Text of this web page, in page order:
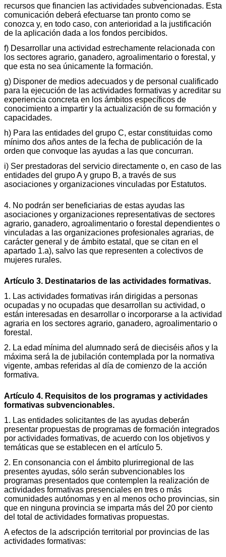
recursos que financien las actividades subvencionadas. Esta
comunicación deberá efectuarse tan pronto como se
conozca y, en todo caso, con anterioridad a la justificación
de la aplicación dada a los fondos percibidos.
f) Desarrollar una actividad estrechamente relacionada con
los sectores agrario, ganadero, agroalimentario o forestal, y
que esta no sea únicamente la formación.
g) Disponer de medios adecuados y de personal cualificado
para la ejecución de las actividades formativas y acreditar su
experiencia concreta en los ámbitos específicos de
conocimiento a impartir y la actualización de su formación y
capacidades.
h) Para las entidades del grupo C, estar constituidas como
mínimo dos años antes de la fecha de publicación de la
orden que convoque las ayudas a las que concurran.
i) Ser prestadoras del servicio directamente o, en caso de las
entidades del grupo A y grupo B, a través de sus
asociaciones y organizaciones vinculadas por Estatutos.
4. No podrán ser beneficiarias de estas ayudas las
asociaciones y organizaciones representativas de sectores
agrario, ganadero, agroalimentario o forestal dependientes o
vinculadas a las organizaciones profesionales agrarias, de
carácter general y de ámbito estatal, que se citan en el
apartado 1.a), salvo las que representen a colectivos de
mujeres rurales.
Artículo 3. Destinatarios de las actividades formativas.
1. Las actividades formativas irán dirigidas a personas
ocupadas y no ocupadas que desarrollan su actividad, o
están interesadas en desarrollar o incorporarse a la actividad
agraria en los sectores agrario, ganadero, agroalimentario o
forestal.
2. La edad mínima del alumnado será de dieciséis años y la
máxima será la de jubilación contemplada por la normativa
vigente, ambas referidas al día de comienzo de la acción
formativa.
Artículo 4. Requisitos de los programas y actividades
formativas subvencionables.
1. Las entidades solicitantes de las ayudas deberán
presentar propuestas de programas de formación integrados
por actividades formativas, de acuerdo con los objetivos y
temáticas que se establecen en el artículo 5.
2. En consonancia con el ámbito plurirregional de las
presentes ayudas, sólo serán subvencionables los
programas presentados que contemplen la realización de
actividades formativas presenciales en tres o más
comunidades autónomas y en al menos ocho provincias, sin
que en ninguna provincia se imparta más del 20 por ciento
del total de actividades formativas propuestas.
A efectos de la adscripción territorial por provincias de las
actividades formativas: